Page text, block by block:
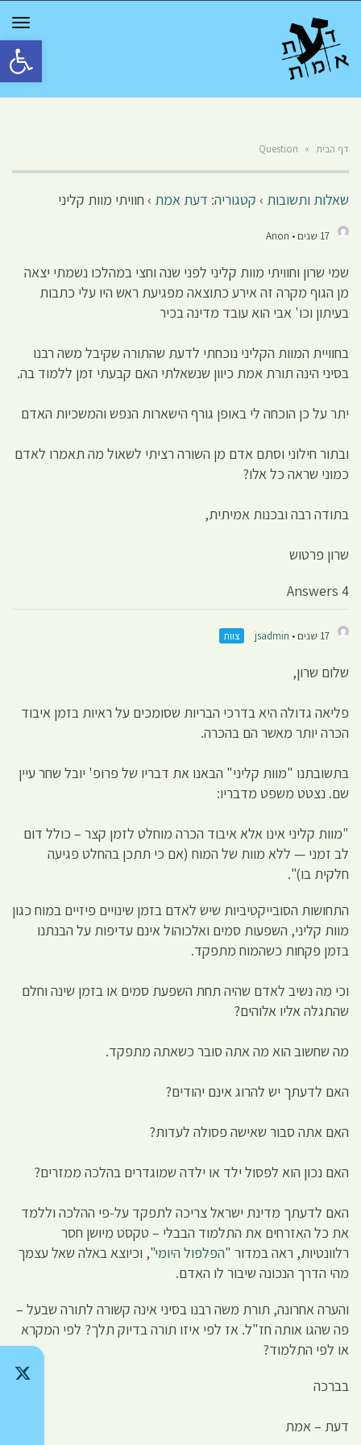
פתח
דף הבית »
Question
שאלות ותשובות › קטגוריה: דעת אמת › חוויתי מוות קליני
17 שנים • Anon
שמי שרון וחוויתי מוות קליני לפני שנה וחצי במהלכו נשמתי יצאה
מן הגוף מקרה זה אירע כתוצאה מפגיעת ראש היו עלי כתבות
בעיתון וכו' אבי הוא עובד מדינה בכיר
בחוויית המוות הקליני נוכחתי לדעת שהתורה שקיבל משה רבנו
בסיני הינה תורת אמת כיוון שנשאלתי האם קבעתי זמן ללמוד בה.
יתר על כן הוכחה לי באופן גורף הישארות הנפש והמשכיות האדם
ובתור חילוני וסתם אדם מן השורה רציתי לשאול מה תאמרו לאדם
כמוני שראה כל אלו?
בתודה רבה ובכנות אמיתית,
שרון פרטוש
4 Answers
17 שנים • jsadmin צוות
שלום שרון,
פליאה גדולה היא בדרכי הבריות שסומכים על ראיות בזמן איבוד
הכרה יותר מאשר הם בהכרה.
בתשובתנו "מוות קליני" הבאנו את דבריו של פרופ' יובל שחר עיין
שם. נצטט משפט מדבריו:
"מוות קליני אינו אלא איבוד הכרה מוחלט לזמן קצר – כולל דום
לב זמני — ללא מוות של המוח (אם כי תתכן בהחלט פגיעה
חלקית בו)".
התחושות הסובייקטיביות שיש לאדם בזמן שינויים פיזיים במוח כגון
מוות קליני, השפעות סמים ואלכוהול אינם עדיפות על הבנתנו
בזמן פקחות כשהמוח מתפקד.
וכי מה נשיב לאדם שהיה תחת השפעת סמים או בזמן שינה וחלם
שהתגלה אליו אלוהים?
מה שחשוב הוא מה אתה סובר כשאתה מתפקד.
האם לדעתך יש להרוג אינם יהודים?
האם אתה סבור שאישה פסולה לעדות?
האם נכון הוא לפסול ילד או ילדה שמוגדרים בהלכה ממזרים?
האם לדעתך מדינת ישראל צריכה לתפקד על-פי ההלכה וללמד
את כל האזרחים את התלמוד הבבלי – טקסט מיושן חסר
רלוונטיות, ראה במדור "הפלפול היומי", וכיוצא באלה שאל עצמך
מהי הדרך הנכונה שיבור לו האדם.
והערה אחרונה, תורת משה רבנו בסיני אינה קשורה לתורה שבעל –
פה שהגו אותה חז"ל. אז לפי איזו תורה בדיוק תלך? לפי המקרא
או לפי התלמוד?
בברכה
דעת – אמת